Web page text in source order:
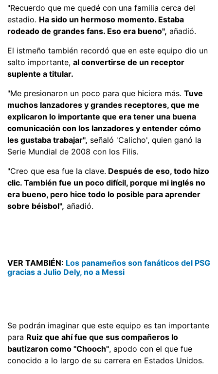
"Recuerdo que me quedé con una familia cerca del
estadio. Ha sido un hermoso momento. Estaba
rodeado de grandes fans. Eso era bueno", añadió.
El istmeño también recordó que en este equipo dio un
salto importante, al convertirse de un receptor
suplente a titular.
"Me presionaron un poco para que hiciera más. Tuve
muchos lanzadores y grandes receptores, que me
explicaron lo importante que era tener una buena
comunicación con los lanzadores y entender cómo
les gustaba trabajar", señaló 'Calicho', quien ganó la
Serie Mundial de 2008 con los Filis.
"Creo que esa fue la clave. Después de eso, todo hizo
clic. También fue un poco difícil, porque mi inglés no
era bueno, pero hice todo lo posible para aprender
sobre béisbol", añadió.
VER TAMBIÉN: Los panameños son fanáticos del PSG
gracias a Julio Dely, no a Messi
Se podrán imaginar que este equipo es tan importante
para Ruiz que ahí fue que sus compañeros lo
bautizaron como "Chooch", apodo con el que fue
conocido a lo largo de su carrera en Estados Unidos.